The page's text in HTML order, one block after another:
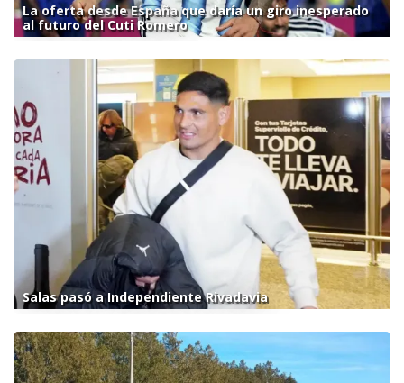
La oferta desde España que daría un giro inesperado
al futuro del Cuti Romero
Salas pasó a Independiente Rivadavia